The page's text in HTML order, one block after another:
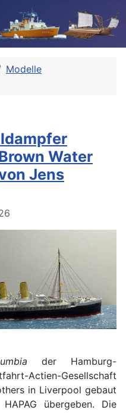
Modelle
Water
Jens
der Hamburg-
Actien-Gesellschaft
in Liverpool gebaut
übergeben. Die